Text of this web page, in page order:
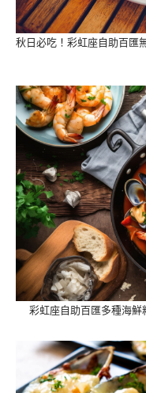
秋日必吃！彩虹座自助百匯
彩虹座自助百匯多種海